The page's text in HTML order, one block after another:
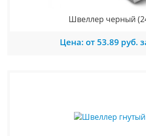
Швеллер черный
Цена: от 53.89 руб.